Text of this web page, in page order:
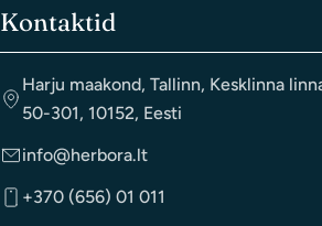
Kontaktid
Harju maakond, Tallinn, Kesklinna
50-301, 10152, Eesti
info@herbora.lt
+370 (656) 01 011